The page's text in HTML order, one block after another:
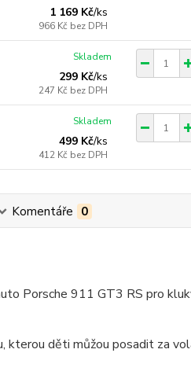
1 169 Kč/ks
966 Kč bez DPH
299 Kč/ks
247 Kč bez DPH
Skladem
499 Kč/ks
412 Kč bez DPH
Skladem
Komentáře 0
Porsche 911 GT3 RS pro
kterou děti můžou posadit za